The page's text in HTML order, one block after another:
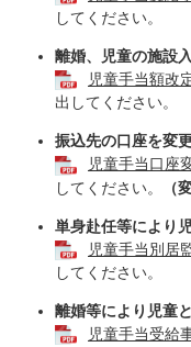
してください。
離婚、児童の施設
児童手当額改
出してください。
振込先の口座を変
児童手当口座
してください。
（
単身赴任等により
児童手当別居
してください。
離婚等により児童
児童手当受給